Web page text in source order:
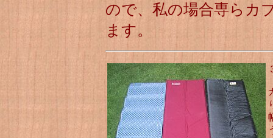
ので、私の場合専らカ
ます。